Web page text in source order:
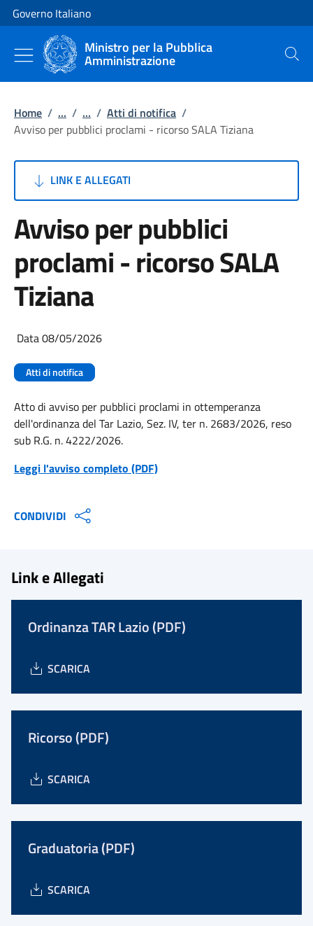
Vai al contenuto
Vai alla navigazione del sito
Governo Italiano
Ministro per la Pubblica
Amministrazione Cerca
Home / ... / ... / Atti di notifica /
Avviso per pubblici proclami - ricorso SALA Tiziana
LINK E ALLEGATI
Avviso per pubblici
proclami - ricorso SALA
Tiziana
Data 08/05/2026
Atti di notifica
Atto di avviso per pubblici proclami in ottemperanza
dell'ordinanza del Tar Lazio, Sez. IV, ter n. 2683/2026, reso
sub R.G. n. 4222/2026.
Leggi l'avviso completo (PDF)
CONDIVIDI
Link e Allegati
Ordinanza TAR Lazio (PDF)
SCARICA
Ricorso (PDF)
SCARICA
Graduatoria (PDF)
SCARICA